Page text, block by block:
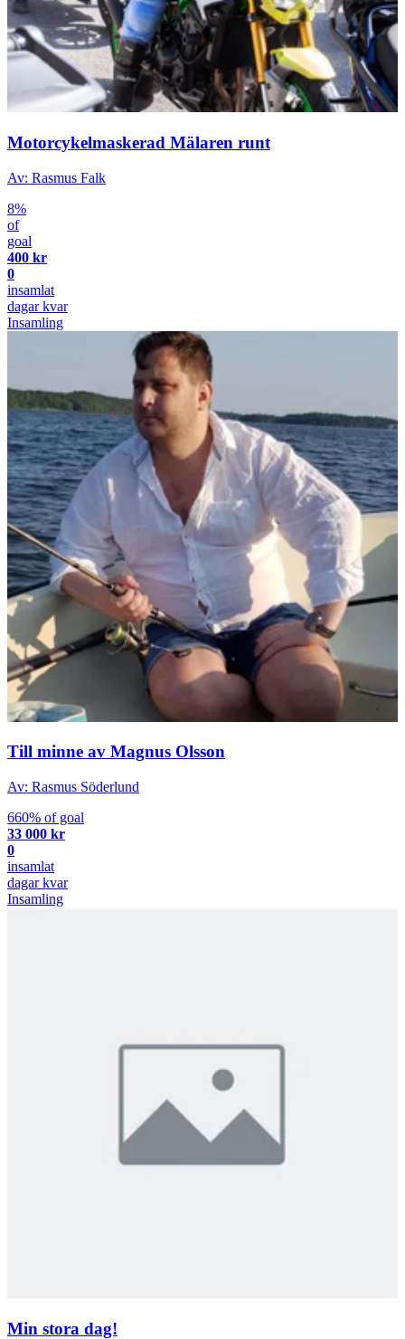
Motorcykelmaskerad Mälaren runt
Av: Rasmus Falk
8%
of
goal
400 kr
0
insamlat
dagar kvar
Insamling
Till minne av Magnus Olsson
Av: Rasmus Söderlund
660% of goal
33 000 kr
0
insamlat
dagar kvar
Insamling
Min stora dag!